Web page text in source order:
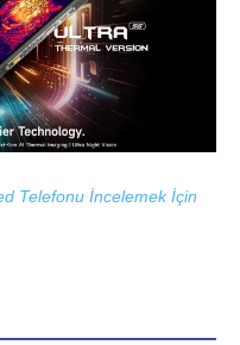
Telefonu İncelemek İçin